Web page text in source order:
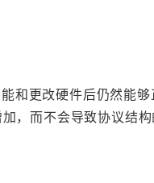
和更改硬件后仍然能
，而不会导致协议结构